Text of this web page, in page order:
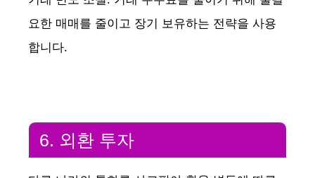
요한 매매를 줄이고 장기 보유하는 전략을 사용
합니다.
6. 외환 투자